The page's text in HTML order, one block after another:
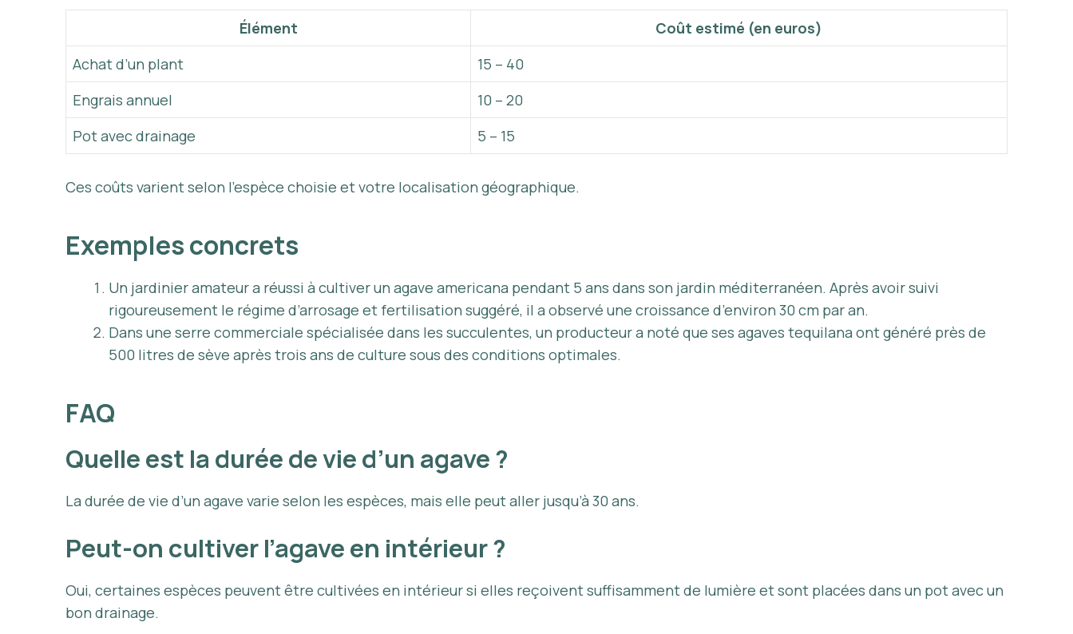
Élément
Coût estimé (en euros)
Achat d’un plant
15 – 40
Engrais annuel
10 – 20
Pot avec drainage
5 – 15
Ces coûts varient selon l’espèce choisie et votre localisation géographique.
Exemples concrets
Un jardinier amateur a réussi à cultiver un agave americana pendant 5 ans dans son jardin méditerranéen. Après avoir suivi
rigoureusement le régime d’arrosage et fertilisation suggéré, il a observé une croissance d’environ 30 cm par an.
Dans une serre commerciale spécialisée dans les succulentes, un producteur a noté que ses agaves tequilana ont généré près de
500 litres de sève après trois ans de culture sous des conditions optimales.
FAQ
Quelle est la durée de vie d’un agave ?
La durée de vie d’un agave varie selon les espèces, mais elle peut aller jusqu’à 30 ans.
Peut-on cultiver l’agave en intérieur ?
Oui, certaines espèces peuvent être cultivées en intérieur si elles reçoivent suffisamment de lumière et sont placées dans un pot avec un
bon drainage.